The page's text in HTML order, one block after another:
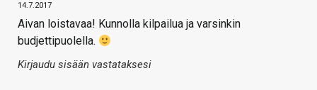
14.7.2017
Aivan loistavaa! Kunnolla kilpailua ja varsinkin
budjettipuolella.
Kirjaudu sisään vastataksesi